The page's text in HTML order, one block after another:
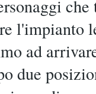
l'impianto
ad
due